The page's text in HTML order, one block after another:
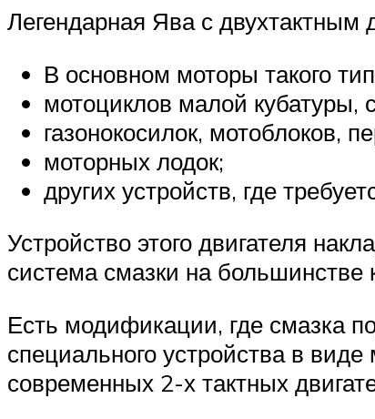
Легендарная Ява с двухтактным
В основном моторы такого
мотоциклов малой кубатуры,
газонокосилок, мотоблоков,
моторных лодок;
других устройств, где
Устройство этого двигателя
система смазки на большинстве
Есть модификации, где смазка
специального устройства в
современных 2-х тактных